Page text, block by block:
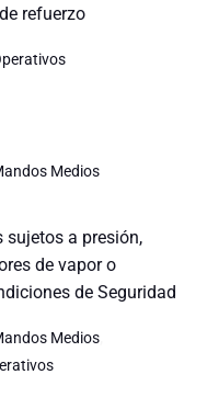
refuerzo
Medios
sujetos a presión,
de vapor o
de Seguridad
Medios